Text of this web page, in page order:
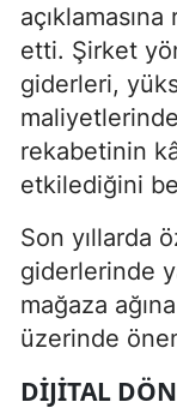
etti. Şirket
giderleri,
rekabetinin
etkilediğini
Son yıllarda
giderlerinde
mağaza
üzerinde
DIJITAL